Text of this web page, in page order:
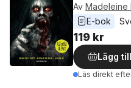
Av Madeleine
E-bok
119 kr
Lägg till
Läs direkt